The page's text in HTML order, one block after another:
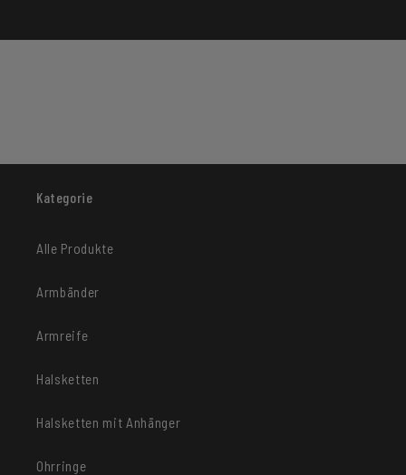
Kategorie
Alle Produkte
Armbänder
Armreife
Halsketten
Halsketten mit Anhänger
Ohrringe